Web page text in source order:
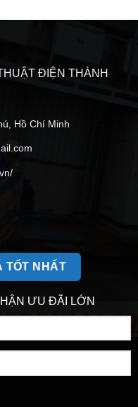
ĐIỆN THÀNH
Hồ Chí Minh
TỐT NHẤT
ƯU ĐÃI LỚN